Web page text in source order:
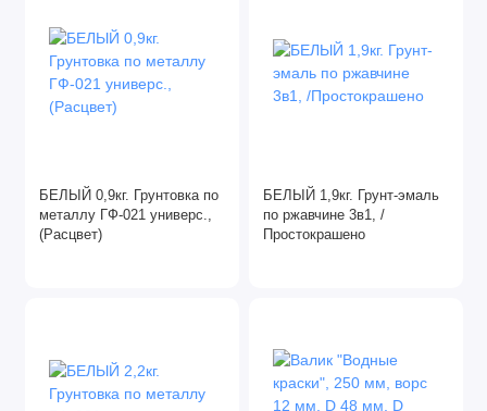
Лепестковые круги
Масла
Наклейки
Очистители монтажной пены
Полировочные диски
БЕЛЫЙ 0,9кг. Грунтовка по
металлу ГФ-021 универс.,
(Расцвет)
БЕЛЫЙ 1,9кг. Грунт-эмаль
по ржавчине 3в1, /
Простокрашено